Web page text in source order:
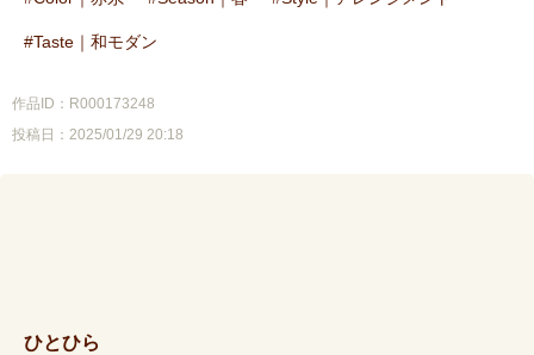
Taste｜和モダン
作品ID：R000173248
投稿日：2025/01/29 20:18
ひとひら